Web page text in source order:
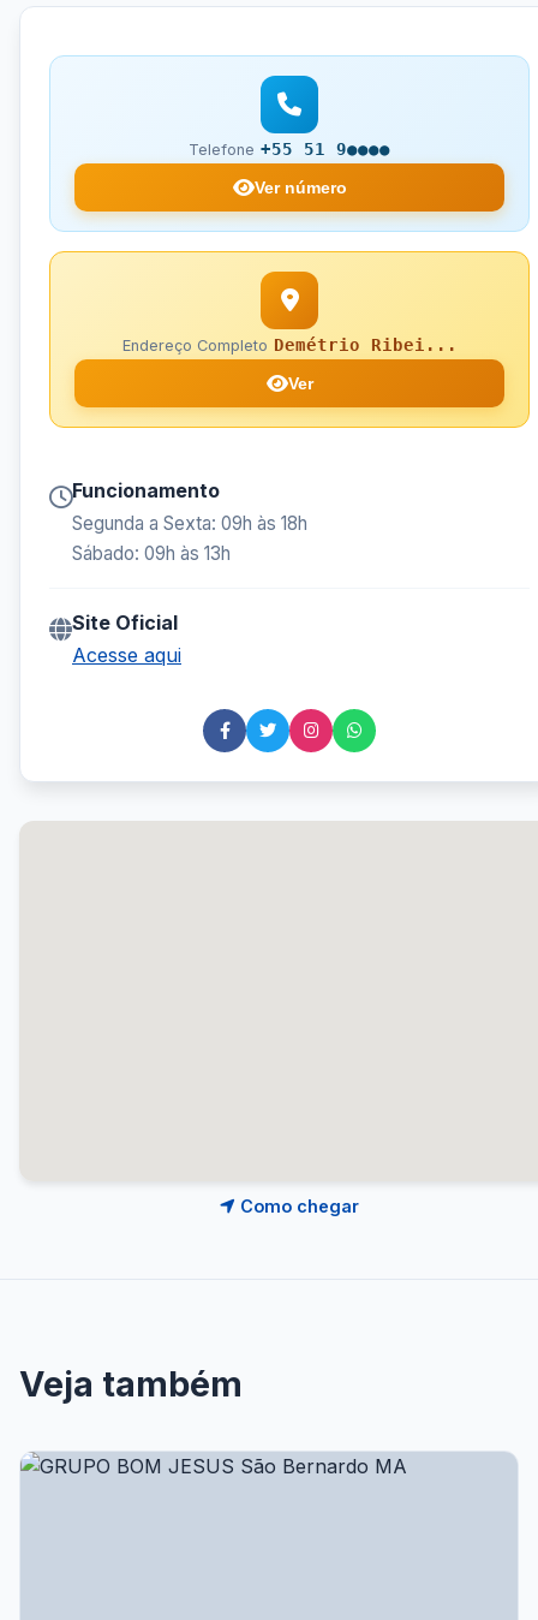
Telefone +55 51 9●●●●
Ver número
Endereço Completo Demétrio Ribei...
Ver
Funcionamento
Segunda a Sexta: 09h às 18h
Sábado: 09h às 13h
Site Oficial
Acesse aqui
Como chegar
Veja também